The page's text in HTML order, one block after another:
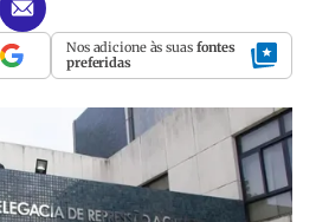
Nos adicione às suas fontes
preferidas